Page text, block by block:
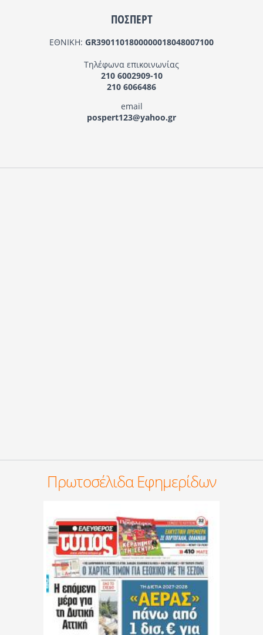
ΠΟΣΠΕΡΤ
ΕΘΝΙΚΗ: GR3901101800000018048007100
Τηλέφωνα επικοινωνίας
210 6002909-10
210 6066486
email
pospert123@yahoo.gr
Πρωτοσέλιδα Εφημερίδων